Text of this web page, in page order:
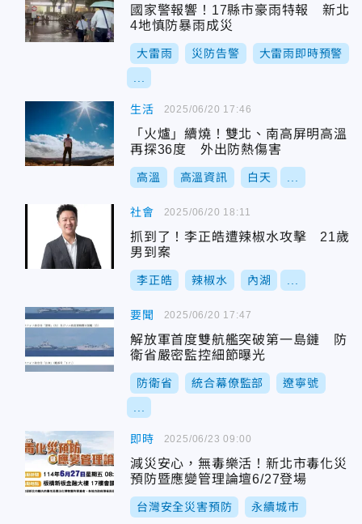
國家警報響！17縣市豪雨特報 新北
4地慎防暴雨成災
大雷雨 災防告警 大雷雨即時預警
生活
「火爐」續燒！雙北、南高屏明高溫
再探36度 外出防熱傷害
高溫 高溫資訊 白天
2025/06/20 17:46
社會
抓到了！李正皓遭辣椒水攻擊 21歲
男到案
李正皓 辣椒水 內湖
2025/06/20 18:11
要聞
解放軍首度雙航艦突破第一島鏈 防
衛省嚴密監控細節曝光
防衛省 統合幕僚監部 遼寧號
2025/06/20 17:47
即時
減災安心，無毒樂活！新北市毒化災
預防暨應變管理論壇6/27登場
台灣安全災害預防 永續城市
2025/06/23 09:00